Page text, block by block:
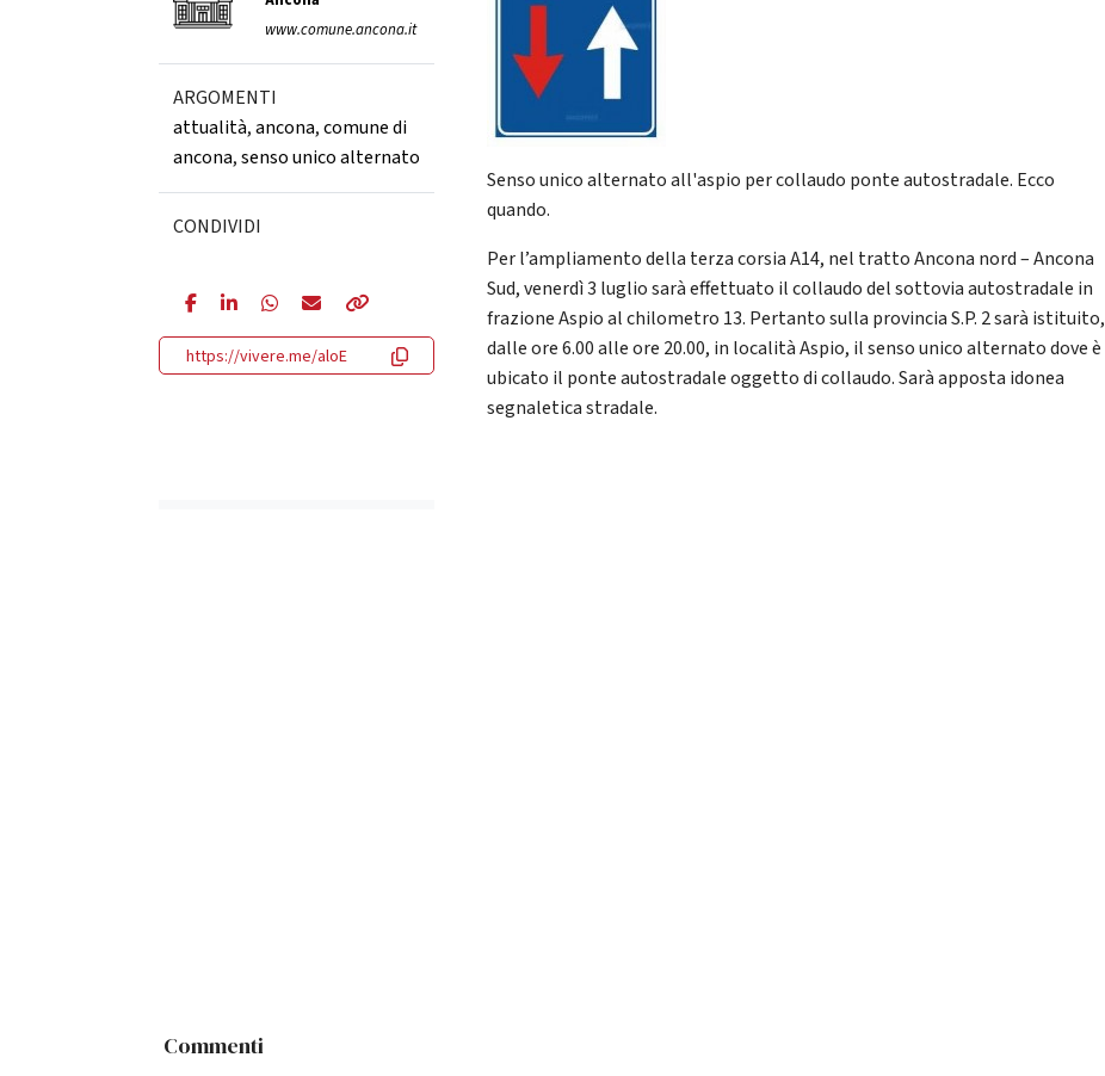
www.comune.ancona.it
ARGOMENTI
attualità,ancona,comune di
ancona,senso unico alternato
CONDIVIDI
https://vivere.me/aloE
Senso unico alternato all'aspio per collaudo ponte autostradale. Ecco
quando.
Per l’ampliamento della terza corsia A14, nel tratto Ancona nord – Ancona
Sud, venerdì 3 luglio sarà effettuato il collaudo del sottovia autostradale in
frazione Aspio al chilometro 13. Pertanto sulla provincia S.P. 2 sarà istituito,
dalle ore 6.00 alle ore 20.00, in località Aspio, il senso unico alternato dove è
ubicato il ponte autostradale oggetto di collaudo. Sarà apposta idonea
segnaletica stradale.
Commenti